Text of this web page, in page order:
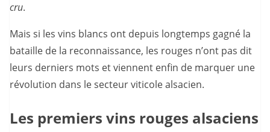
cru.
Mais si les vins blancs ont depuis longtemps gagné la
bataille de la reconnaissance, les rouges n’ont pas dit
leurs derniers mots et viennent enfin de marquer une
révolution dans le secteur viticole alsacien.
Les premiers vins rouges alsaciens